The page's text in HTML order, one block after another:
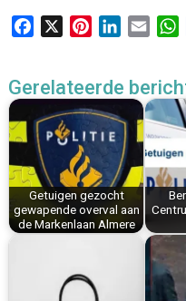
e
b
o
o
k
t
e
r
s
t
k
e
d
I
n
i
l
t
p
Gerelateerde
Getuigen gezocht
gewapende overval aan
de Markenlaan Almere